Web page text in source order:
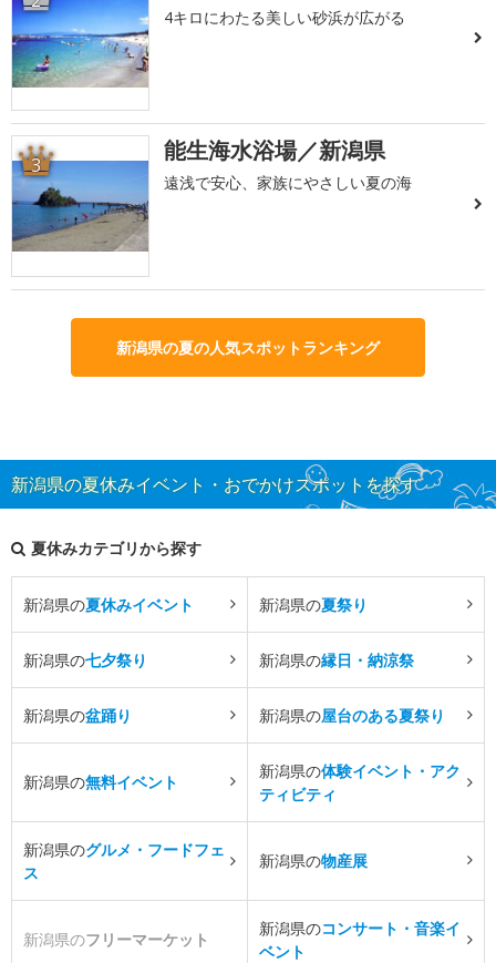
4キロにわたる美しい砂浜が広がる
3 能生海水浴場／新潟県
遠浅で安心、家族にやさしい夏の海
新潟県の夏の人気スポットランキング
新潟県の夏休みイベント・おでかけスポットを探す
夏休みカテゴリから探す
新潟県の夏休みイベント 新潟県の夏祭り
新潟県の七夕祭り 新潟県の縁日・納涼祭
新潟県の盆踊り 新潟県の屋台のある夏祭り
新潟県の無料イベント
新潟県の体験イベント・アク
ティビティ
新潟県のグルメ・フードフェ
ス
新潟県の物産展
新潟県のフリーマーケット
新潟県のコンサート・音楽イ
ベント